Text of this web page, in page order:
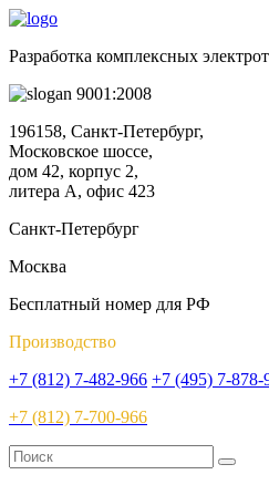
Разработка комплексных
9001:2008
196158, Санкт-Петербург,
Московское шоссе,
дом 42, корпус 2,
литера А, офис 423
Санкт-Петербург
Москва
Бесплатный номер для РФ
Производство
+7 (812) 7-482-966 +7 (495) 7-878-
+7 (812) 7-700-966